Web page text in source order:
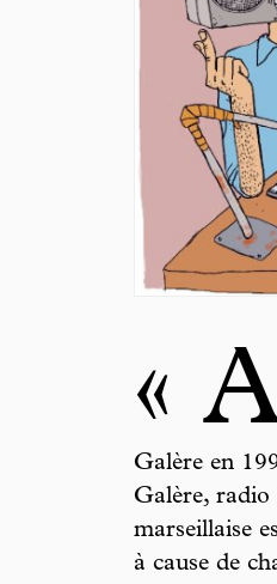
«
Galère en
Galère,
marseillaise
à cause de